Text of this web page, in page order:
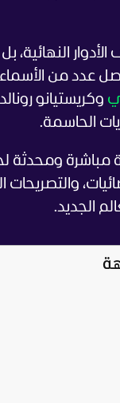
النهائية،
عدد من
وكريستيانو
الحاسمة.
الجديد.